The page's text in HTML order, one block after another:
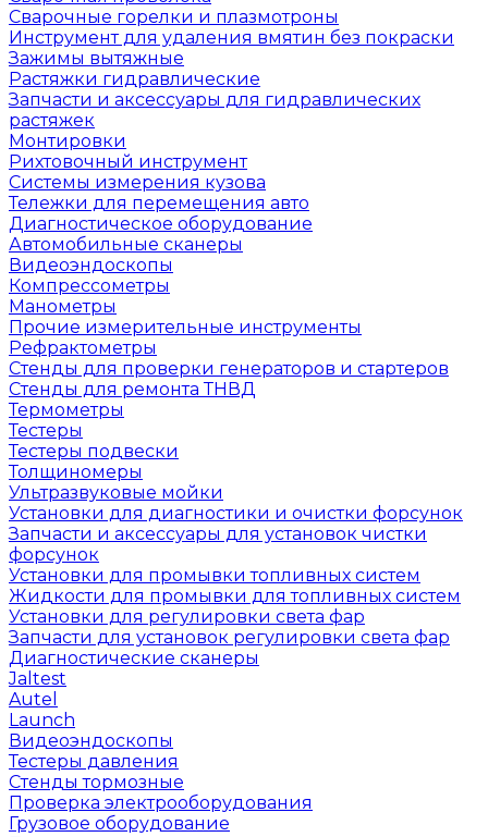
Сварочные горелки и плазмотроны
Инструмент для удаления вмятин без покраски
Зажимы вытяжные
Растяжки гидравлические
Запчасти и аксессуары для гидравлических
растяжек
Монтировки
Рихтовочный инструмент
Системы измерения кузова
Тележки для перемещения авто
Диагностическое оборудование
Автомобильные сканеры
Видеоэндоскопы
Компрессометры
Манометры
Прочие измерительные инструменты
Рефрактометры
Стенды для проверки генераторов и стартеров
Стенды для ремонта ТНВД
Термометры
Тестеры
Тестеры подвески
Толщиномеры
Ультразвуковые мойки
Установки для диагностики и очистки форсунок
Запчасти и аксессуары для установок чистки
форсунок
Установки для промывки топливных систем
Жидкости для промывки для топливных систем
Установки для регулировки света фар
Запчасти для установок регулировки света фар
Диагностические сканеры
Jaltest
Autel
Launch
Видеоэндоскопы
Тестеры давления
Стенды тормозные
Проверка электрооборудования
Грузовое оборудование